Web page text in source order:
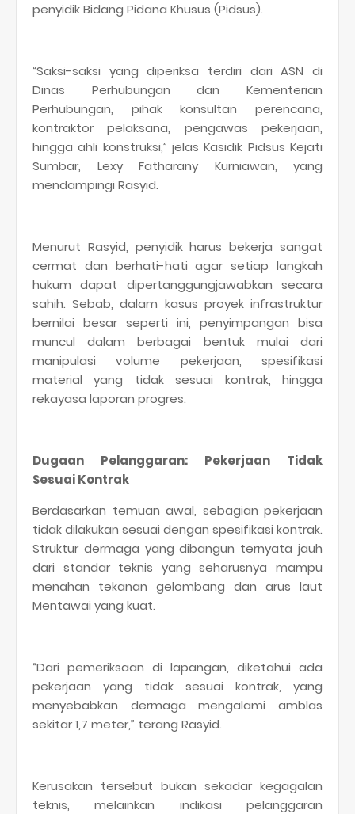
penyidik Bidang Pidana Khusus (Pidsus).
“Saksi-saksi yang diperiksa terdiri dari ASN di
Dinas Perhubungan dan Kementerian
Perhubungan, pihak konsultan perencana,
kontraktor pelaksana, pengawas pekerjaan,
hingga ahli konstruksi,” jelas Kasidik Pidsus Kejati
Sumbar, Lexy Fatharany Kurniawan, yang
mendampingi Rasyid.
Menurut Rasyid, penyidik harus bekerja sangat
cermat dan berhati-hati agar setiap langkah
hukum dapat dipertanggungjawabkan secara
sahih. Sebab, dalam kasus proyek infrastruktur
bernilai besar seperti ini, penyimpangan bisa
muncul dalam berbagai bentuk mulai dari
manipulasi volume pekerjaan, spesifikasi
material yang tidak sesuai kontrak, hingga
rekayasa laporan progres.
Dugaan Pelanggaran: Pekerjaan Tidak
Sesuai Kontrak
Berdasarkan temuan awal, sebagian pekerjaan
tidak dilakukan sesuai dengan spesifikasi kontrak.
Struktur dermaga yang dibangun ternyata jauh
dari standar teknis yang seharusnya mampu
menahan tekanan gelombang dan arus laut
Mentawai yang kuat.
“Dari pemeriksaan di lapangan, diketahui ada
pekerjaan yang tidak sesuai kontrak, yang
menyebabkan dermaga mengalami amblas
sekitar 1,7 meter,” terang Rasyid.
Kerusakan tersebut bukan sekadar kegagalan
teknis, melainkan indikasi pelanggaran